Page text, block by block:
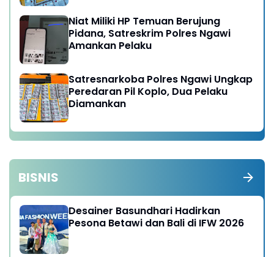
Niat Miliki HP Temuan Berujung
Pidana, Satreskrim Polres Ngawi
Amankan Pelaku
Satresnarkoba Polres Ngawi Ungkap
Peredaran Pil Koplo, Dua Pelaku
Diamankan
BISNIS
Desainer Basundhari Hadirkan
Pesona Betawi dan Bali di IFW 2026